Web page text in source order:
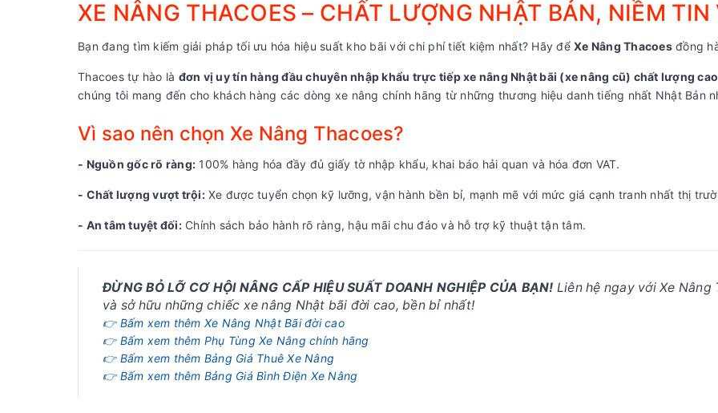
XE NÂNG THACOES – CHẤT LƯỢNG NHẬT BẢN, NIỀM
Bạn đang tìm kiếm giải pháp tối ưu hóa hiệu suất kho bãi với chi phí tiết kiệm nhất? Hãy để Xe Nâng Thacoesđồng
Thacoes tự hào là đơn vị uy tín hàng đầu chuyên nhập khẩu trực tiếp xe nâng Nhật bãi (xe nâng cũ) chất lượng cao
chúng tôi mang đến cho khách hàng các dòng xe nâng chính hãng từ những thương hiệu danh tiếng nhất Nhật Bản
Vì sao nên chọn Xe Nâng Thacoes?
- Nguồn gốc rõ ràng: 100% hàng hóa đầy đủ giấy tờ nhập khẩu, khai báo hải quan và hóa đơn VAT.
- Chất lượng vượt trội:Xe được tuyển chọn kỹ lưỡng, vận hành bền bỉ, mạnh mẽ với mức giá cạnh tranh nhất thị
- An tâm tuyệt đối:Chính sách bảo hành rõ ràng, hậu mãi chu đáo và hỗ trợ kỹ thuật tận tâm.
ĐỪNG BỎ LỠ CƠ HỘI NÂNG CẤP HIỆU SUẤT DOANH NGHIỆP CỦA BẠN! Liên hệ ngay với Xe
và sở hữu những chiếc xe nâng Nhật bãi đời cao, bền bỉ nhất!
👉 Bấm xem thêm Xe Nâng Nhật Bãi đời cao
👉 Bấm xem thêm Phụ Tùng Xe Nâng chính hãng
👉 Bấm xem thêm Bảng Giá Thuê Xe Nâng
👉 Bấm xem thêm Bảng Giá Bình Điện Xe Nâng